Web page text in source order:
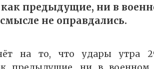
предыдущие, ни в
не оправдались.
на то, что удары утра